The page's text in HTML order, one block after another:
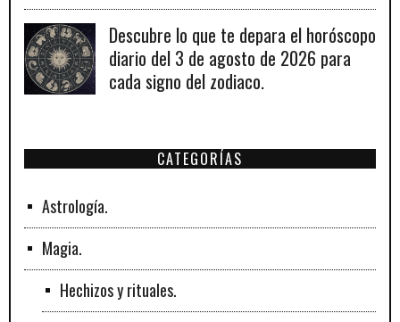
Descubre lo que te depara el horóscopo
diario del 3 de agosto de 2026 para
cada signo del zodiaco.
CATEGORÍAS
Astrología.
Magia.
Hechizos y rituales.